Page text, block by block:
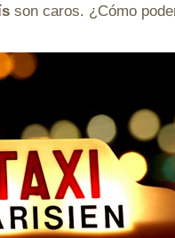
son caros. ¿Cómo